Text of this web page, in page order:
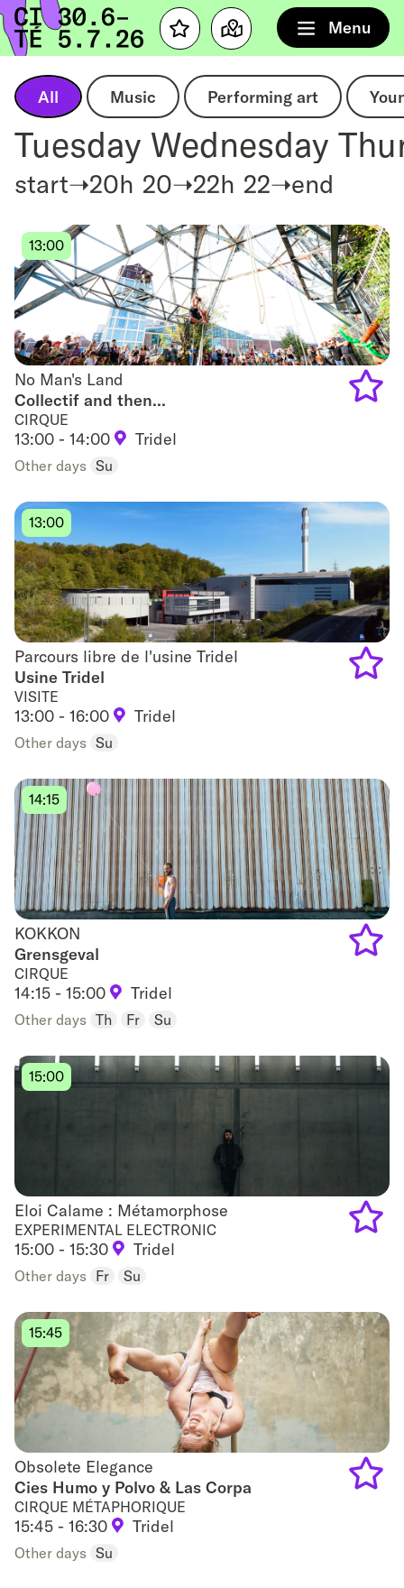
All
Music Performing art
Tuesday Wednesday
start➝20h 20➝22h 22➝end
No Man's Land
No Man's Land
Collectif and then...
CIRQUE
13:00 - 14:00 Tridel
13:00
Other days Su
Parcours libre de l'usine Tridel
Parcours libre de l'usine Tridel
Usine Tridel
VISITE
13:00 - 16:00 Tridel
13:00
Other days Su
KOKKON
KOKKON
Grensgeval
CIRQUE
14:15 - 15:00 Tridel
14:15
Other days Th Fr Su
Eloi Calame : Métamorphose
Eloi Calame : Métamorphose
EXPERIMENTAL ELECTRONIC
15:00 - 15:30 Tridel
15:00
Other days Fr Su
Obsolete Elegance
Obsolete Elegance
Cies Humo y Polvo & Las Corpa
CIRQUE MÉTAPHORIQUE
15:45 - 16:30 Tridel
15:45
Other days Su